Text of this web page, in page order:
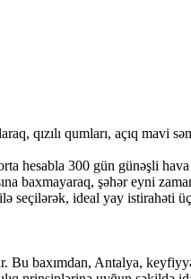
qızılı qumları, açıq mavi
hesabla 300 gün günəşli
baxmayaraq, şəhər eyni
seçilərək, ideal yay istirahəti
Bu baxımdan, Antalya,